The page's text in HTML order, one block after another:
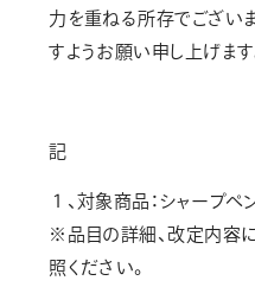
力を重ねる所存でござい
すようお願い申し上げます
記
１、対象商品：シャープ
※品目の詳細、改定内容
照ください。